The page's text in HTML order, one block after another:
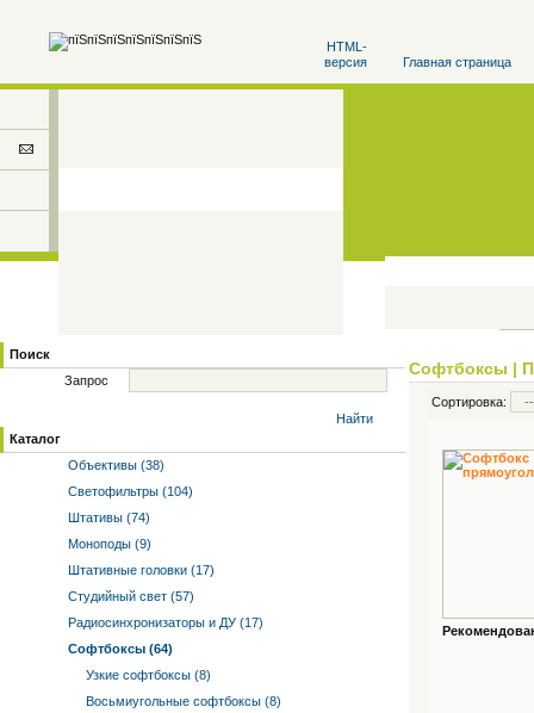
HTML-
версия
Главная страница
Поиск
Запрос
Найти
Каталог
Объективы (38)
Светофильтры (104)
Штативы (74)
Моноподы (9)
Штативные головки (17)
Студийный свет (57)
Радиосинхронизаторы и ДУ (17)
Софтбоксы (64)
Узкие софтбоксы (8)
Восьмиугольные софтбоксы (8)
Софтбоксы |
Сортировка: